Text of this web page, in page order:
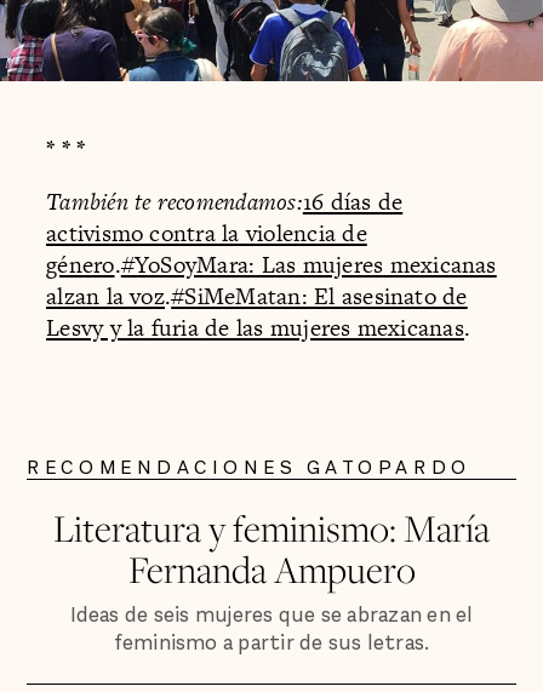
* * *
También te recomendamos:16 días de
activismo contra la violencia de
género.#YoSoyMara: Las mujeres mexicanas
alzan la voz.#SiMeMatan: El asesinato de
Lesvy y la furia de las mujeres mexicanas.
RECOMENDACIONES GATOPARDO
Literatura y feminismo: María
Fernanda Ampuero
Ideas de seis mujeres que se abrazan en el
feminismo a partir de sus letras.